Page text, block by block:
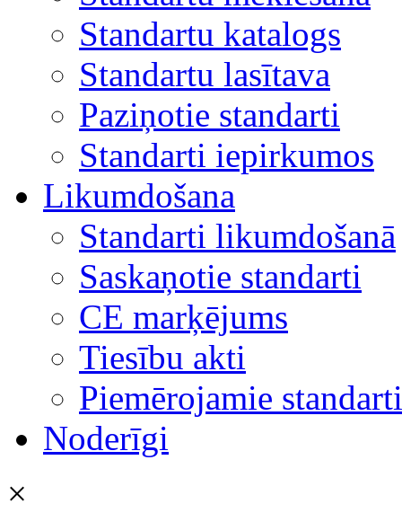
Standartu katalogs
Standartu lasītava
Paziņotie standarti
Standarti iepirkumos
Likumdošana
Standarti likumdošanā
Saskaņotie standarti
CE marķējums
Tiesību akti
Piemērojamie standarti
Noderīgi
×